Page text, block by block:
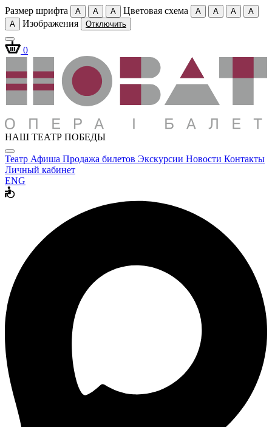
Размер шрифта A A A Цветовая схема A A A
A
A
Изображения Отключить
0
НАШ ТЕАТР ПОБЕДЫ
Театр Афиша Продажа билетов Экскурсии Новости Контакты
Личный кабинет
ENG